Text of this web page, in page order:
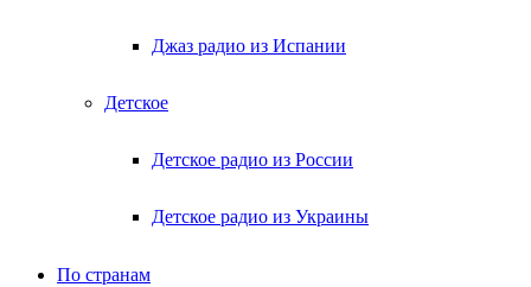
Джаз радио из Испании
Детское
Детское радио из России
Детское радио из Украины
По странам